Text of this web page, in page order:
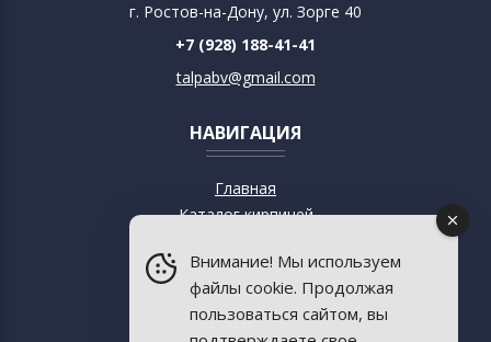
г. Ростов-на-Дону, ул. Зорге 40
+7 (928) 188-41-41
talpabv@gmail.com
НАВИГАЦИЯ
Главная
Каталог кирпичей
О музее
Современный дизайн
Старинная архитектура
Внимание! Мы используем
файлы cookie. Продолжая
пользоваться сайтом, вы